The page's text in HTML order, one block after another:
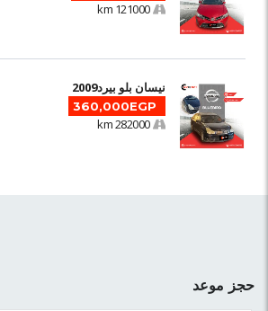
121000 km
نيسان بلو بيرد2009
360,000EGP
282000 km
حجز موعد